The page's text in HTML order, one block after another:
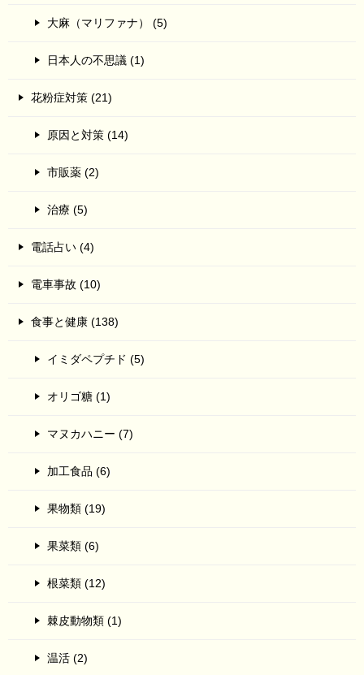
大麻（マリファナ） (5)
日本人の不思議 (1)
花粉症対策 (21)
原因と対策 (14)
市販薬 (2)
治療 (5)
電話占い (4)
電車事故 (10)
食事と健康 (138)
イミダペプチド (5)
オリゴ糖 (1)
マヌカハニー (7)
加工食品 (6)
果物類 (19)
果菜類 (6)
根菜類 (12)
棘皮動物類 (1)
温活 (2)